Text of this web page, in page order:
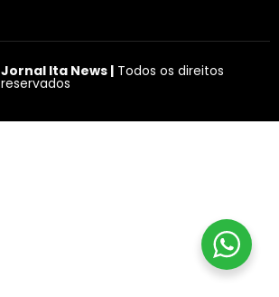
Jornal Ita News |Todos os direitos
reservados